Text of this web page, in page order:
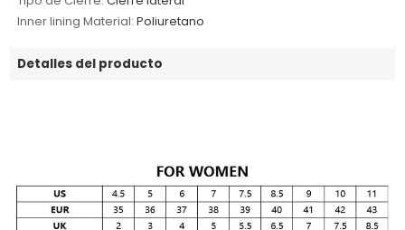
Inner lining Material: Poliuretano
Detalles del producto